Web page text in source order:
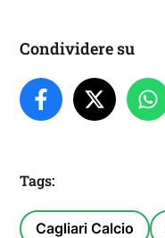
Condividere su
Tags:
Cagliari Calcio